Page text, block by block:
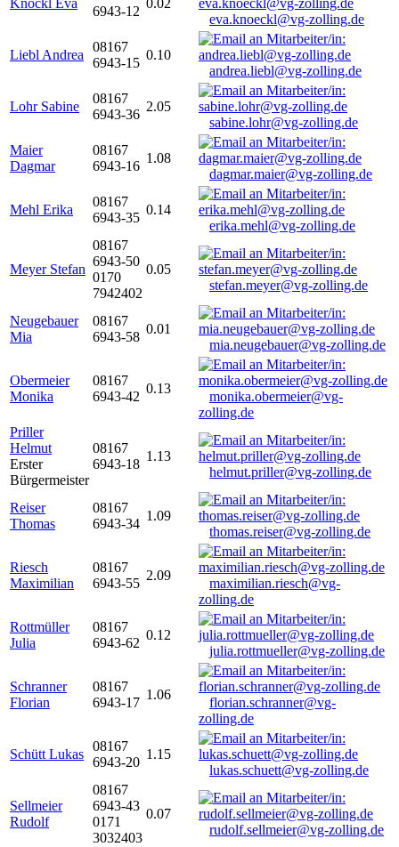
Knöckl Eva
6943-12
0.02
eva.knoeckl@vg-zolling.de
Liebl Andrea
08167
6943-15
0.10
andrea.liebl@vg-zolling.de
Lohr Sabine
08167
6943-36
2.05
sabine.lohr@vg-zolling.de
Maier
Dagmar
08167
6943-16
1.08
dagmar.maier@vg-zolling.de
Mehl Erika
08167
6943-35
0.14
erika.mehl@vg-zolling.de
Meyer Stefan
08167
6943-50
0170
7942402
0.05
stefan.meyer@vg-zolling.de
Neugebauer
Mia
08167
6943-58
0.01
mia.neugebauer@vg-zolling.de
Obermeier
Monika
08167
6943-42
0.13
monika.obermeier@vg-
zolling.de
Priller
Helmut
Erster
Bürgermeister
08167
6943-18
1.13
helmut.priller@vg-zolling.de
Reiser
Thomas
08167
6943-34
1.09
thomas.reiser@vg-zolling.de
Riesch
Maximilian
08167
6943-55
2.09
maximilian.riesch@vg-
zolling.de
Rottmüller
Julia
08167
6943-62
0.12
julia.rottmueller@vg-zolling.de
Schranner
Florian
08167
6943-17
1.06
florian.schranner@vg-
zolling.de
Schütt Lukas
08167
6943-20
1.15
lukas.schuett@vg-zolling.de
Sellmeier
Rudolf
08167
6943-43
0171
3032403
0.07
rudolf.sellmeier@vg-zolling.de